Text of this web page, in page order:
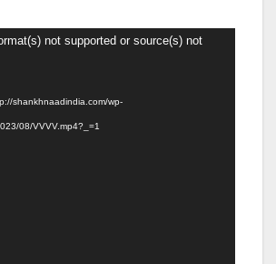
not supported or source(s) not
shankhnaadindia.com/wp-
08/VVVV.mp4?_=1